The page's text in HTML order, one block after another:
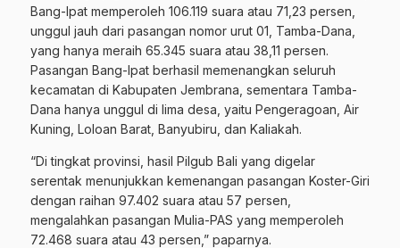
Bang-Ipat memperoleh 106.119 suara atau 71,23 persen,
unggul jauh dari pasangan nomor urut 01, Tamba-Dana,
yang hanya meraih 65.345 suara atau 38,11 persen.
Pasangan Bang-Ipat berhasil memenangkan seluruh
kecamatan di Kabupaten Jembrana, sementara Tamba-
Dana hanya unggul di lima desa, yaitu Pengeragoan, Air
Kuning, Loloan Barat, Banyubiru, dan Kaliakah.
“Di tingkat provinsi, hasil Pilgub Bali yang digelar
serentak menunjukkan kemenangan pasangan Koster-Giri
dengan raihan 97.402 suara atau 57 persen,
mengalahkan pasangan Mulia-PAS yang memperoleh
72.468 suara atau 43 persen,” paparnya.